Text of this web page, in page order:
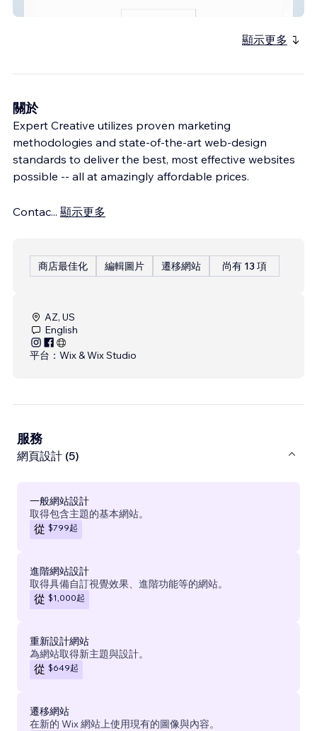
顯示更多
關於
Expert Creative utilizes proven marketing
methodologies and state-of-the-art web-design
standards to deliver the best, most effective websites
possible -- all at amazingly affordable prices.
Contac... 顯示更多
商店最佳化 編輯圖片 遷移網站 尚有 13 項
AZ, US
English
平台： Wix & Wix Studio
服務
網頁設計 (5)
一般網站設計
取得包含主題的基本網站。
從 $799起
進階網站設計
取得具備自訂視覺效果、進階功能等的網站。
從 $1,000起
重新設計網站
為網站取得新主題與設計。
從 $649起
遷移網站
在新的 Wix 網站上使用現有的圖像與內容。